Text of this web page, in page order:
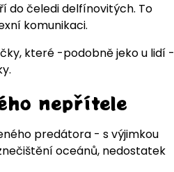
do čeledi delfínovitých. To
komunikaci.
které -podobně jeko u lidí -
nepřítele
predátora - s výjimkou
oceánů, nedostatek